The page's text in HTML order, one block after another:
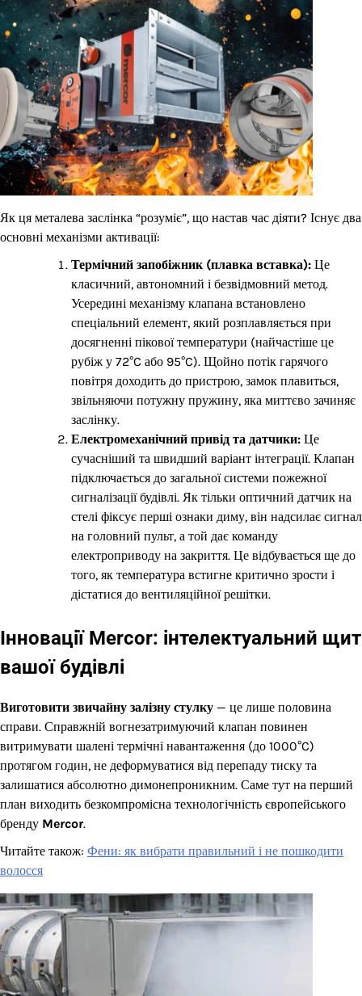
Як ця металева заслінка “розуміє”, що настав час діяти? Існує два
основні механізми активації:
Термічний запобіжник (плавка вставка): Це
класичний, автономний і безвідмовний метод.
Усередині механізму клапана встановлено
спеціальний елемент, який розплавляється при
досягненні пікової температури (найчастіше це
рубіж у 72°C або 95°C). Щойно потік гарячого
повітря доходить до пристрою, замок плавиться,
звільняючи потужну пружину, яка миттєво зачиняє
заслінку.
Електромеханічний привід та датчики: Це
сучасніший та швидший варіант інтеграції. Клапан
підключається до загальної системи пожежної
сигналізації будівлі. Як тільки оптичний датчик на
стелі фіксує перші ознаки диму, він надсилає сигнал
на головний пульт, а той дає команду
електроприводу на закриття. Це відбувається ще до
того, як температура встигне критично зрости і
дістатися до вентиляційної решітки.
Інновації Mercor: інтелектуальний щит
вашої будівлі
Виготовити звичайну залізну стулку — це лише половина
справи. Справжній вогнезатримуючий клапан повинен
витримувати шалені термічні навантаження (до 1000°C)
протягом годин, не деформуватися від перепаду тиску та
залишатися абсолютно димонепроникним. Саме тут на перший
план виходить безкомпромісна технологічність європейського
бренду Mercor.
Читайте також: Фени: як вибрати правильний і не пошкодити
волосся